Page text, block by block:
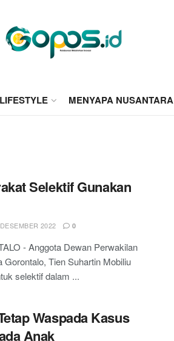
LIFESTYLE MENYAPA NUSANTARA
Selektif Gunakan
2022 0
- Anggota Dewan Perwakilan
Tien Suhartin Mobiliu
selektif dalam ...
Waspada Kasus
Anak